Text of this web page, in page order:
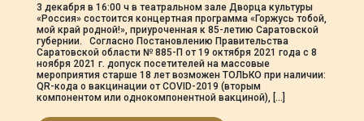
3 декабря в 16:00 ч в театральном зале Дворца культуры
«Россия» состоится концертная программа «Горжусь тобой,
мой край родной!», приуроченная к 85-летию Саратовской
губернии. Согласно Постановлению Правительства
Саратовской области № 885-П от 19 октября 2021 года с 8
ноября 2021 г. допуск посетителей на массовые
мероприятия старше 18 лет возможен ТОЛЬКО при наличии:
QR-кода о вакцинации от COVID-2019 (вторым
компонентом или однокомпонентной вакциной), […]